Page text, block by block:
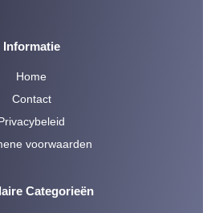
Informatie
Home
Contact
voorwaarden
Categorieën